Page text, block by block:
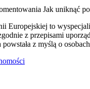
Jak uniknąć
Europejskiej to
z przepisami
z myślą o